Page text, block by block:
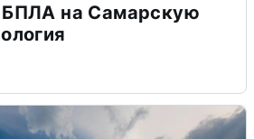
БПЛА на Самарскую